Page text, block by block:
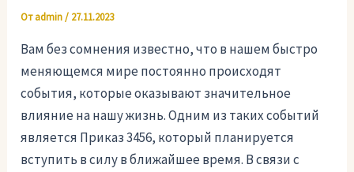
Отadmin/ 27.11.2023
Вам без сомнения известно, что в нашем быстро
меняющемся мире постоянно происходят
события, которые оказывают значительное
влияние на нашу жизнь. Одним из таких событий
является Приказ 3456, который планируется
вступить в силу в ближайшее время. В связи с